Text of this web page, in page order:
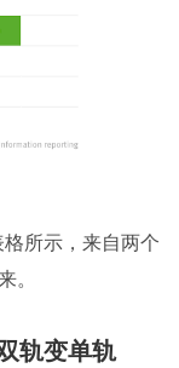
所示，来自两个
轨变单轨